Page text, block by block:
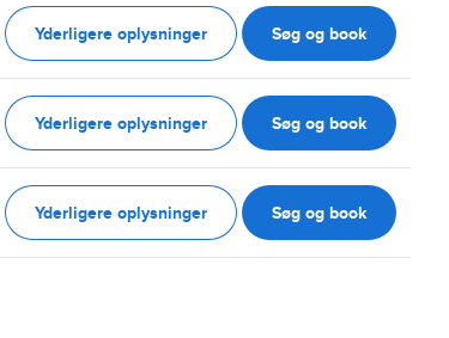
Yderligere oplysninger Søg og book
Yderligere oplysninger Søg og book
Yderligere oplysninger Søg og book